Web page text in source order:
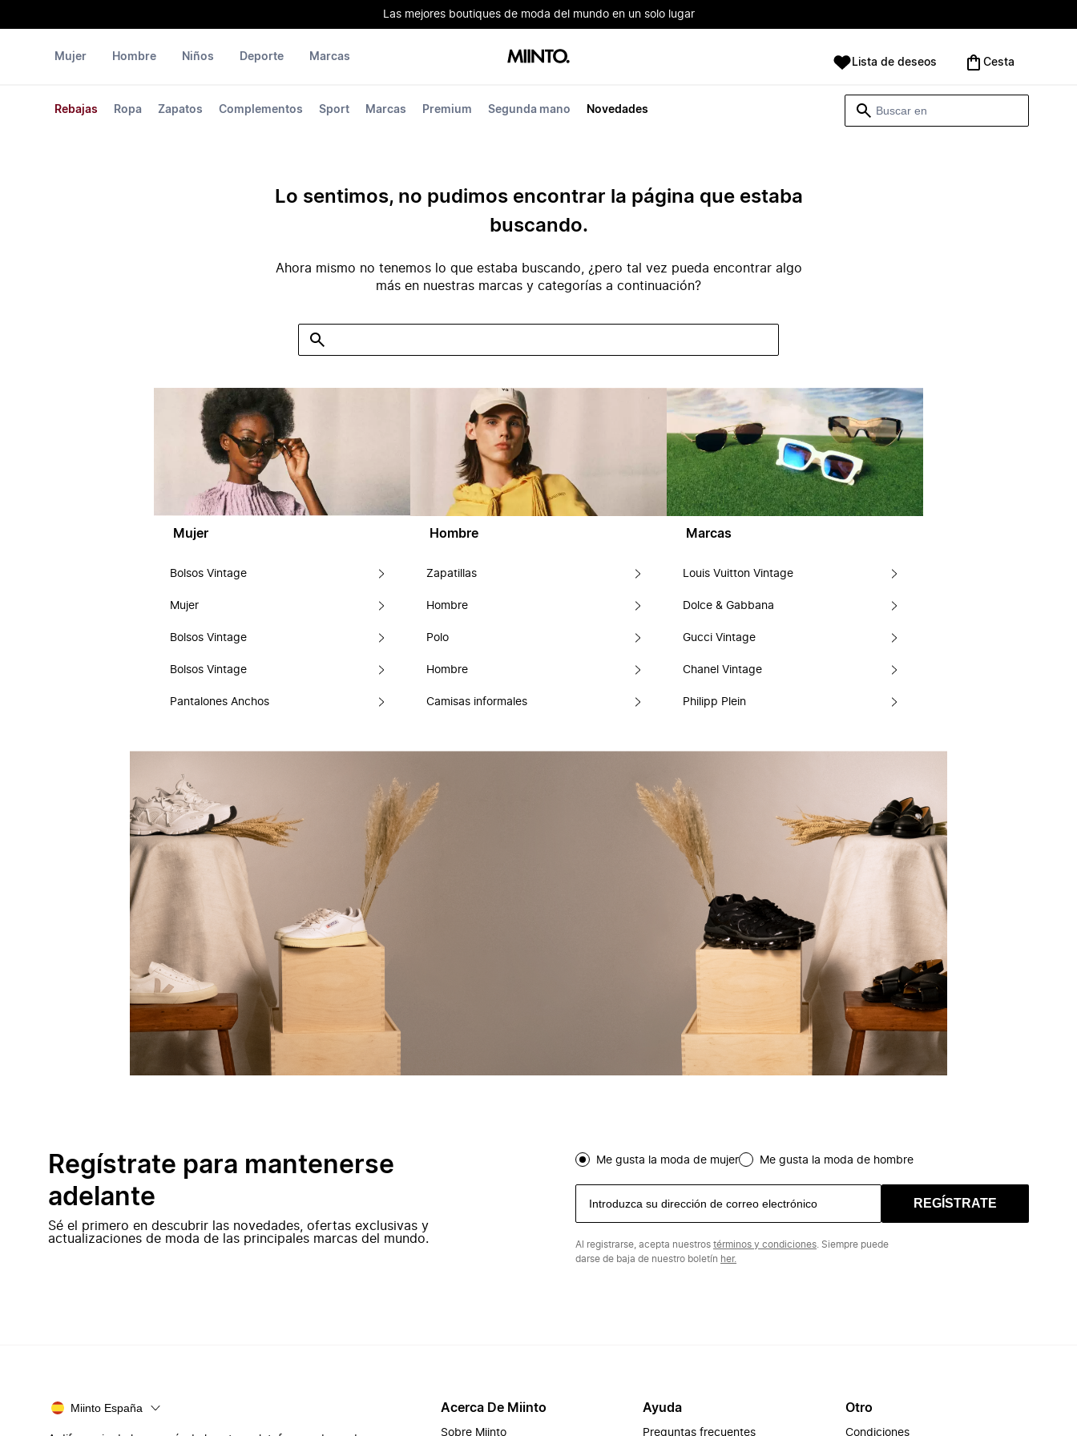
Las mejores boutiques de moda del mundo en un solo lugar
Mujer
Rebajas Ropa Zapatos Complementos Sport Marcas Premium Segunda mano Novedades
Hombre Niños Deporte Marcas Lista de deseos Cesta
Lo sentimos, no pudimos encontrar la página que estaba
buscando.
Ahora mismo no tenemos lo que estaba buscando, ¿pero tal vez pueda encontrar algo
más en nuestras marcas y categorías a continuación?
Mujer
Bolsos Vintage
Mujer
Bolsos Vintage
Bolsos Vintage
Pantalones Anchos
Hombre
Zapatillas
Hombre
Polo
Hombre
Camisas informales
Marcas
Louis Vuitton Vintage
Dolce & Gabbana
Gucci Vintage
Chanel Vintage
Philipp Plein
Regístrate para mantenerse
adelante
Sé el primero en descubrir las novedades, ofertas exclusivas y
actualizaciones de moda de las principales marcas del mundo.
Me gusta la moda de mujer Me gusta la moda de hombre
REGÍSTRATE
Al registrarse, acepta nuestros términos y condiciones . Siempre puede
darse de baja de nuestro boletín her.
Miinto España Acerca De Miinto
Sobre Miinto
Ayuda
Preguntas frecuentes
Otro
Condiciones